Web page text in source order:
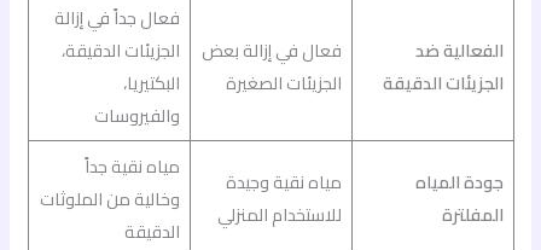
الفعالية ضد
الجزيئات الدقيقة
فعال في إزالة بعض
الجزيئات الصغيرة
فعال جداً في إزالة
الجزيئات الدقيقة،
البكتيريا،
والفيروسات
جودة المياه
المفلترة
مياه نقية وجيدة
للاستخدام المنزلي
مياه نقية جداً
وخالية من الملوثات
الدقيقة